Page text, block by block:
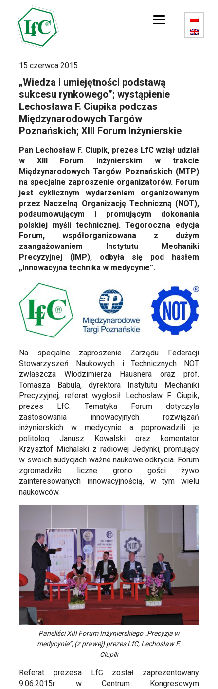
15 czerwca 2015
„Wiedza i umiejętności podstawą
sukcesu rynkowego”; wystąpienie
Lechosława F. Ciupika podczas
Międzynarodowych Targów
Poznańskich; XIII Forum Inżynierskie
Pan Lechosław F. Ciupik, prezes LfC wziął udział
w XIII Forum Inżynierskim w trakcie
Międzynarodowych Targów Poznańskich (MTP)
na specjalne zaproszenie organizatorów. Forum
jest cyklicznym wydarzeniem organizowanym
przez Naczelną Organizację Techniczną (NOT),
podsumowującym i promującym dokonania
polskiej myśli technicznej. Tegoroczna edycja
Forum, współorganizowana z dużym
zaangażowaniem Instytutu Mechaniki
Precyzyjnej (IMP), odbyła się pod hasłem
„Innowacyjna technika w medycynie”.
Na specjalne zaproszenie Zarządu Federacji
Stowarzyszeń Naukowych i Technicznych NOT
zwłaszcza Włodzimierza Hausnera oraz prof.
Tomasza Babula, dyrektora Instytutu Mechaniki
Precyzyjnej, referat wygłosił Lechosław F. Ciupik,
prezes LfC. Tematyka Forum dotyczyła
zastosowania innowacyjnych rozwiązań
inżynierskich w medycynie a poprowadzili je
politolog Janusz Kowalski oraz komentator
Krzysztof Michalski z radiowej Jedynki, promujący
w swoich audycjach ważne naukowe odkrycia. Forum
zgromadziło liczne grono gości żywo
zainteresowanych innowacyjnością, w tym wielu
naukowców.
Paneliści XIII Forum Inżynierskiego „Precyzja w
medycynie”; (z prawej) prezes LfC, Lechosław F.
Ciupik
Referat prezesa LfC został zaprezentowany
9.06.2015r. w Centrum Kongresowym